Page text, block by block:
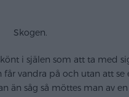
Skogen.
i själen som att ta med
vandra på och utan att
än såg så möttes man av